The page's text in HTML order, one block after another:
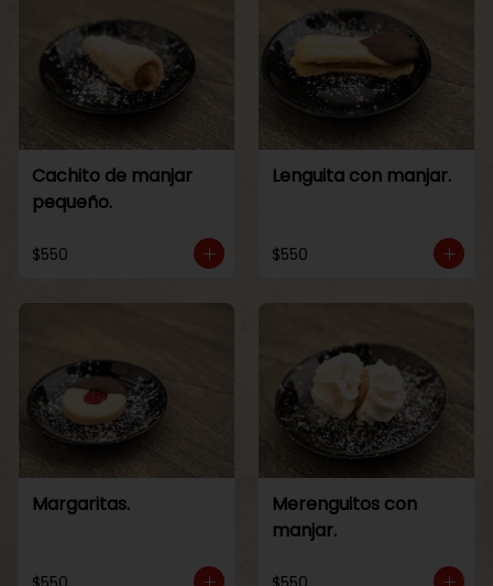
Cachito de manjar
pequeño.
$550
Lenguita con manjar.
$550
Margaritas.
Merenguitos con
manjar.